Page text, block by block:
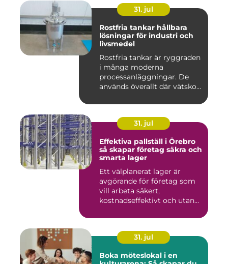
31. jul
Rostfria tankar hållbara
lösningar för industri och
livsmedel
Rostfria tankar är ryggraden
i många moderna
processanläggningar. De
används överallt där vätskor,
31. jul
Effektiva pallställ i Örebro
så skapar företag säkra och
smarta lager
Ett välplanerat lager är
avgörande för företag som
vill arbeta säkert,
kostnadseffektivt och utan
31. jul
Boka möteslokal i en